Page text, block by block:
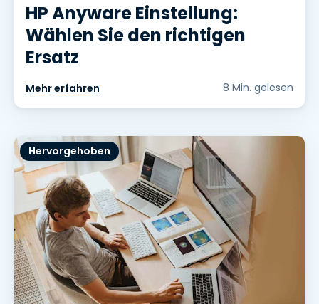
HP Anyware Einstellung:
Wählen Sie den richtigen
Ersatz
Mehr erfahren 8 Min. gelesen
Hervorgehoben